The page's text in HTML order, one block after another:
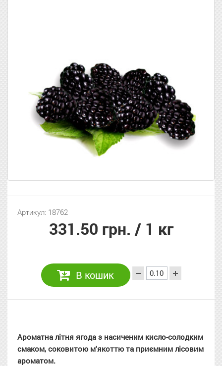
Артикул: 18762
331.50 грн. / 1 кг
В кошик
Ароматна літня ягода з насиченим кисло-солодким
смаком, соковитою м'якоттю та приємним лісовим
ароматом.